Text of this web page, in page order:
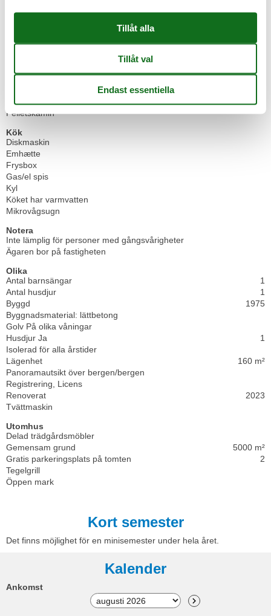
Markerad vandringsled
300 m
Termiskt bad
17 km
Inomhus
Pelletskamin
Kök
Diskmaskin
Emhætte
Frysbox
Gas/el spis
Kyl
Köket har varmvatten
Mikrovågsugn
Notera
Inte lämplig för personer med gångsvårigheter
Ägaren bor på fastigheten
Olika
Antal barnsängar
1
Antal husdjur
1
Byggd
1975
Byggnadsmaterial: lättbetong
Golv På olika våningar
Husdjur Ja
1
Isolerad för alla årstider
Lägenhet
160 m²
Panoramautsikt över bergen/bergen
Registrering, Licens
Renoverat
2023
Tvättmaskin
Utomhus
Delad trädgårdsmöbler
Gemensam grund
5000 m²
Gratis parkeringsplats på tomten
2
Tegelgrill
Öppen mark
Kort semester
Det finns möjlighet för en minisemester under hela året.
Kalender
Ankomst